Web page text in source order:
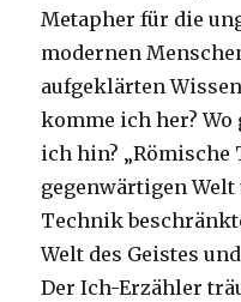
Metapher für die
modernen
aufgeklärten
komme ich her? Wo
ich hin? „Römische
gegenwärtigen
Technik
Welt des Geistes
Der Ich-Erzähler